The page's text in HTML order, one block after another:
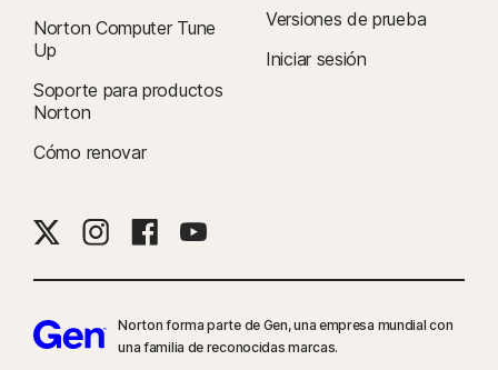
Norton Computer Tune
Up
Soporte para productos
Norton
Cómo renovar
Versiones de prueba
Iniciar sesión
Norton forma parte de Gen, una empresa mundial con
una familia de reconocidas marcas.